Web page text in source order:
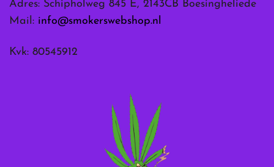
Adres: Schipholweg 845 E, 2143CB Boesingheliede
Mail: info@smokerswebshop.nl
Kvk: 80545912